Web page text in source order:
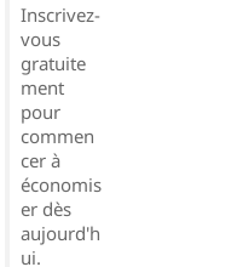
Inscrivez-
vous
gratuite
ment
pour
commen
cer à
économis
er dès
aujourd'h
ui.